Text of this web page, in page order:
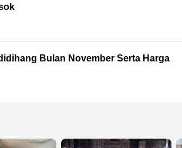
Bulan November Serta Harga